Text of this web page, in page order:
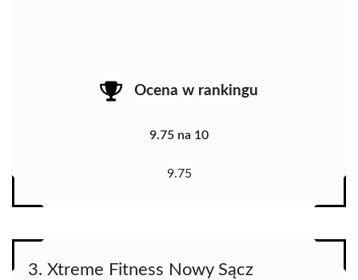
Ocena w rankingu
9.75 na 10
9.75
3. Xtreme Fitness Nowy Sącz